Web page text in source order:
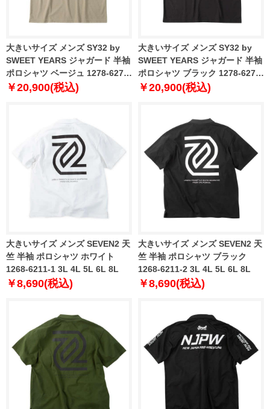
大きいサイズ メンズ SY32 by
SWEET YEARS ジャガード 半袖
ポロシャツ ベージュ 1278-6277-
1 3L 4L 5L 6L
￥20,900(税込)
大きいサイズ メンズ SY32 by
SWEET YEARS ジャガード 半袖
ポロシャツ ブラック 1278-6277-
2 3L 4L 5L 6L
￥20,900(税込)
大きいサイズ メンズ SEVEN2 天
竺 半袖 ポロシャツ ホワイト
1268-6211-1 3L 4L 5L 6L 8L
￥8,690(税込)
大きいサイズ メンズ SEVEN2 天
竺 半袖 ポロシャツ ブラック
1268-6211-2 3L 4L 5L 6L 8L
￥8,690(税込)